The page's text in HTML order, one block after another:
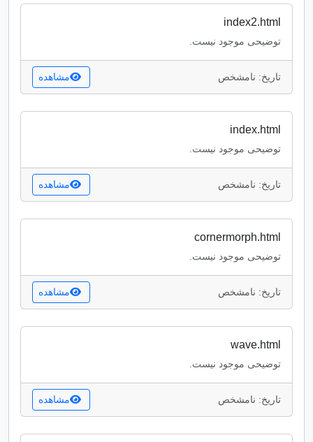
index2.html
توضیحی موجود نیست.
تاریخ: نامشخص مشاهده
index.html
توضیحی موجود نیست.
تاریخ: نامشخص مشاهده
cornermorph.html
توضیحی موجود نیست.
تاریخ: نامشخص مشاهده
wave.html
توضیحی موجود نیست.
تاریخ: نامشخص مشاهده